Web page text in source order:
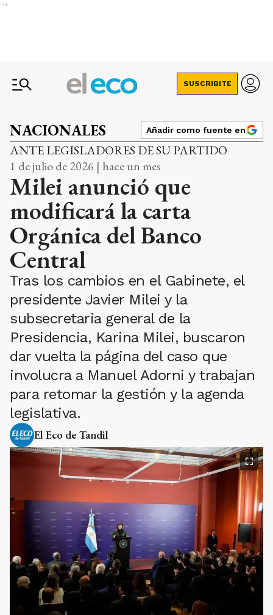
Ads
SUSCRIBITE
NACIONALES Añadir como fuente en
ANTE LEGISLADORES DE SU PARTIDO
1 de julio de 2026 | hace un mes
Milei anunció que
modificará la carta
Orgánica del Banco
Central
Tras los cambios en el Gabinete, el
presidente Javier Milei y la
subsecretaria general de la
Presidencia, Karina Milei, buscaron
dar vuelta la página del caso que
involucra a Manuel Adorni y trabajan
para retomar la gestión y la agenda
legislativa.
El Eco de Tandil